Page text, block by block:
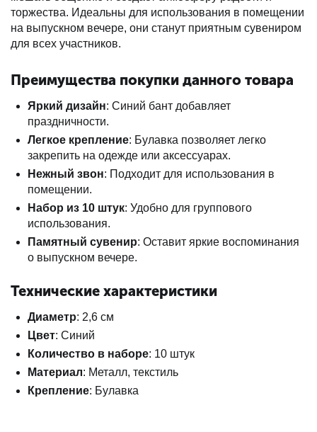
торжества. Идеальны для использования в помещении
на выпускном вечере, они станут приятным сувениром
для всех участников.
Преимущества покупки данного товара
Яркий дизайн: Синий бант добавляет
праздничности.
Легкое крепление: Булавка позволяет легко
закрепить на одежде или аксессуарах.
Нежный звон: Подходит для использования в
помещении.
Набор из 10 штук: Удобно для группового
использования.
Памятный сувенир: Оставит яркие воспоминания
о выпускном вечере.
Технические характеристики
Диаметр: 2,6 см
Цвет: Синий
Количество в наборе: 10 штук
Материал: Металл, текстиль
Крепление: Булавка